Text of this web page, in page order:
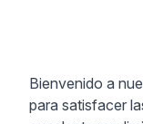
Bienvenido a
para satisfacer